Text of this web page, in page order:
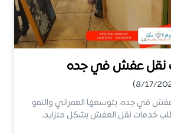
نقل عفش في جده
في جده، بتوسعها العمراني والنمو
خدمات نقل العفش بشكل متزايد،